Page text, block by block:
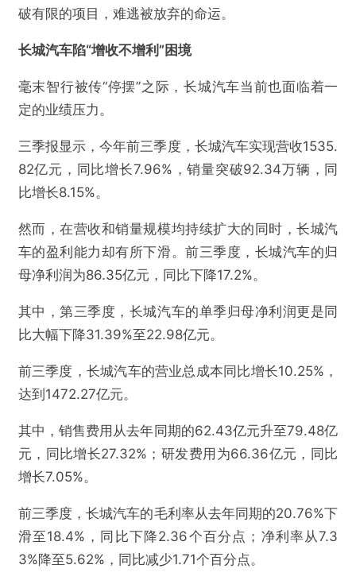
破有限的项目，难逃被放弃的命运。
长城汽车陷“增收不增利”困境
毫末智行被传“停摆”之际，长城汽车当前也面临着一
定的业绩压力。
三季报显示，今年前三季度，长城汽车实现营收1535.
82亿元，同比增长7.96%，销量突破92.34万辆，同
比增长8.15%。
然而，在营收和销量规模均持续扩大的同时，长城汽
车的盈利能力却有所下滑。前三季度，长城汽车的归
母净利润为86.35亿元，同比下降17.2%。
其中，第三季度，长城汽车的单季归母净利润更是同
比大幅下降31.39%至22.98亿元。
前三季度，长城汽车的营业总成本同比增长10.25%，
达到1472.27亿元。
其中，销售费用从去年同期的62.43亿元升至79.48亿
元，同比增长27.32%；研发费用为66.36亿元，同比
增长7.05%。
前三季度，长城汽车的毛利率从去年同期的20.76%下
滑至18.4%，同比下降2.36个百分点；净利率从7.3
3%降至5.62%，同比减少1.71个百分点。